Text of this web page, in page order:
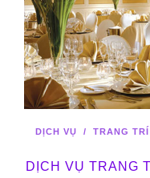
DỊCH VỤ / TRANG
DỊCH VỤ TRANG